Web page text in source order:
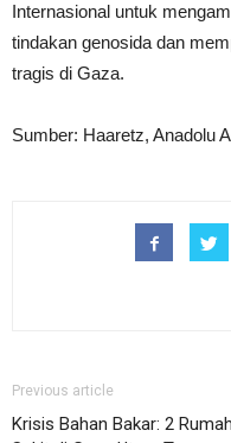
Internasional untuk
tindakan genosida dan
tragis di Gaza.
Sumber: Haaretz, Anadolu
Previous article
Krisis Bahan Bakar: 2 Rumah